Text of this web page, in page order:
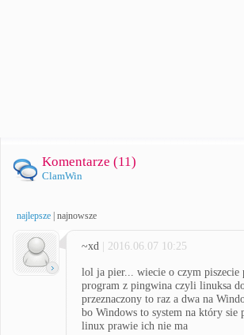
Komentarze (11)
ClamWin
najlepsze najnowsze
~xd | 2016.06.07 10:25
lol ja pier... wiecie o czym piszecie
program z pingwina czyli linuksa
przeznaczony to raz a dwa na
bo Windows to system na który sie
linux prawie ich nie ma